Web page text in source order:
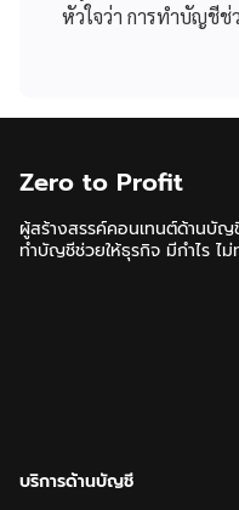
หัวใจว่า การทำบัญชีช่
Zero to Profit
ผู้สร้างสรรค์คอนเทนต์ด้านบัญ
ทำบัญชีช่วยให้ธุรกิจ มีกำไร ไ
บริการด้านบัญชี